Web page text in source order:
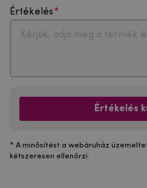
Értékelés
Értékelés
* A minősítést a webáruház
kétszeresen ellenőrzi.